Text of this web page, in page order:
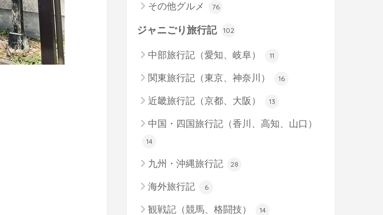
その他グルメ 76
ジャニごり旅行記 102
中部旅行記（愛知、岐阜） 11
関東旅行記（東京、神奈川） 16
近畿旅行記（京都、大阪） 13
中国・四国旅行記（香川、高知、山口）
14
九州・沖縄旅行記 28
海外旅行記 6
観戦記（競馬、格闘技） 14